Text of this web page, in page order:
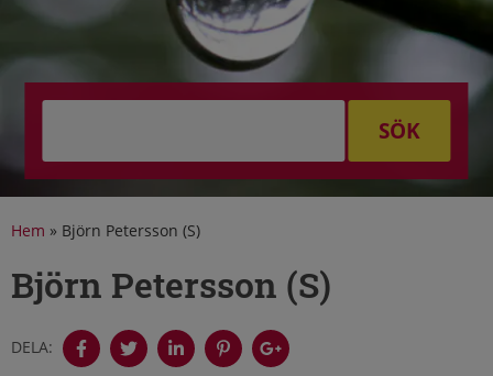
SÖK
Hem » Björn Petersson (S)
Björn Petersson (S)
DELA: